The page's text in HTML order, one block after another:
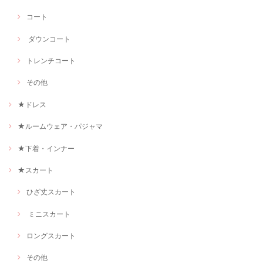
コート
ダウンコート
トレンチコート
その他
★ドレス
★ルームウェア・パジャマ
★下着・インナー
★スカート
ひざ丈スカート
ミニスカート
ロングスカート
その他